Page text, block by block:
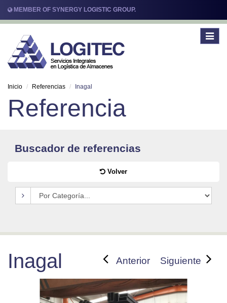
MEMBER OF SYNERGY LOGISTIC GROUP.
Toggle
Inicio Referencias Inagal
Referencia
Buscador de referencias
Volver
Anterior Siguiente
Inagal